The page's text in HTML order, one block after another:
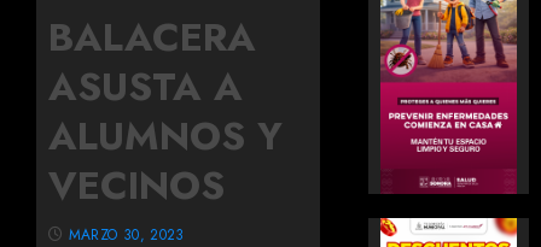
BALACERA
ASUSTA A
ALUMNOS Y
VECINOS
MARZO 30, 2023